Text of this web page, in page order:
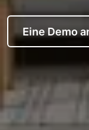
Eine Demo